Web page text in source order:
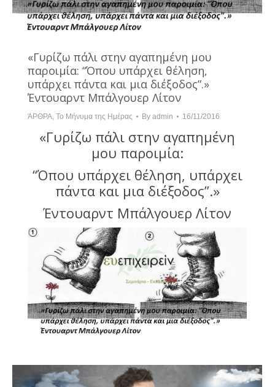
«Γυρίζω πάλι στην αγαπημένη μου
παροιμία: “Όπου υπάρχει θέληση,
υπάρχει πάντα και μια διέξοδος”.»
Έντουαρντ Μπάλγουερ Λίτον
ΆΡΘΡΑ Το Μήνυμα της Ημέρας By admin 16/11/2016
«Γυρίζω πάλι στην αγαπημένη
μου παροιμία:
“Όπου υπάρχει θέληση, υπάρχει
πάντα και μια διέξοδος”.»
Έντουαρντ Μπάλγουερ Λίτον